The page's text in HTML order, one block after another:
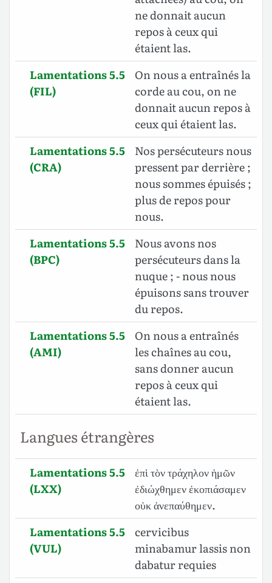
ne donnait aucun
repos à ceux qui
étaient las.
Lamentations 5.5
(FIL)
On nous a entraînés la
corde au cou, on ne
donnait aucun repos à
ceux qui étaient las.
Lamentations 5.5
(CRA)
Nos persécuteurs nous
pressent par derrière ;
nous sommes épuisés ;
plus de repos pour
nous.
Lamentations 5.5
(BPC)
Nous avons nos
persécuteurs dans la
nuque ; - nous nous
épuisons sans trouver
du repos.
Lamentations 5.5
(AMI)
On nous a entraînés
les chaînes au cou,
sans donner aucun
repos à ceux qui
étaient las.
Langues étrangères
Lamentations 5.5
(LXX)
ἐπὶ τὸν τράχηλον ἡμῶν
ἐδιώχθημεν ἐκοπιάσαμεν
οὐκ ἀνεπαύθημεν.
Lamentations 5.5
(VUL)
cervicibus
minabamur lassis non
dabatur requies